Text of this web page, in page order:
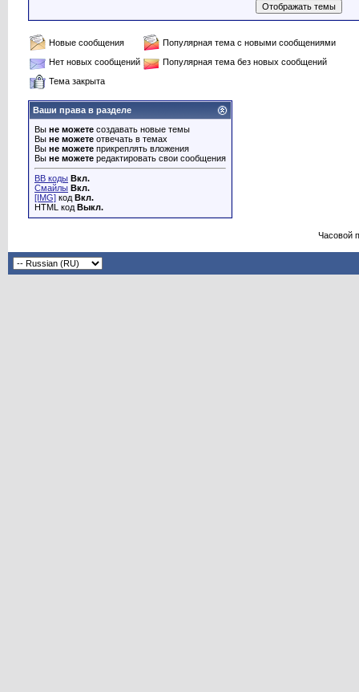
Новые сообщения
Популярная тема с новыми сообщениями
Нет новых сообщений
Популярная тема без новых сообщений
Тема закрыта
Ваши права в разделе
Вы не можете создавать новые темы
Вы не можете отвечать в темах
Вы не можете прикреплять вложения
Вы не можете редактировать свои сообщения
BB коды Вкл.
Смайлы Вкл.
[IMG] код Вкл.
HTML код Выкл.
Часовой